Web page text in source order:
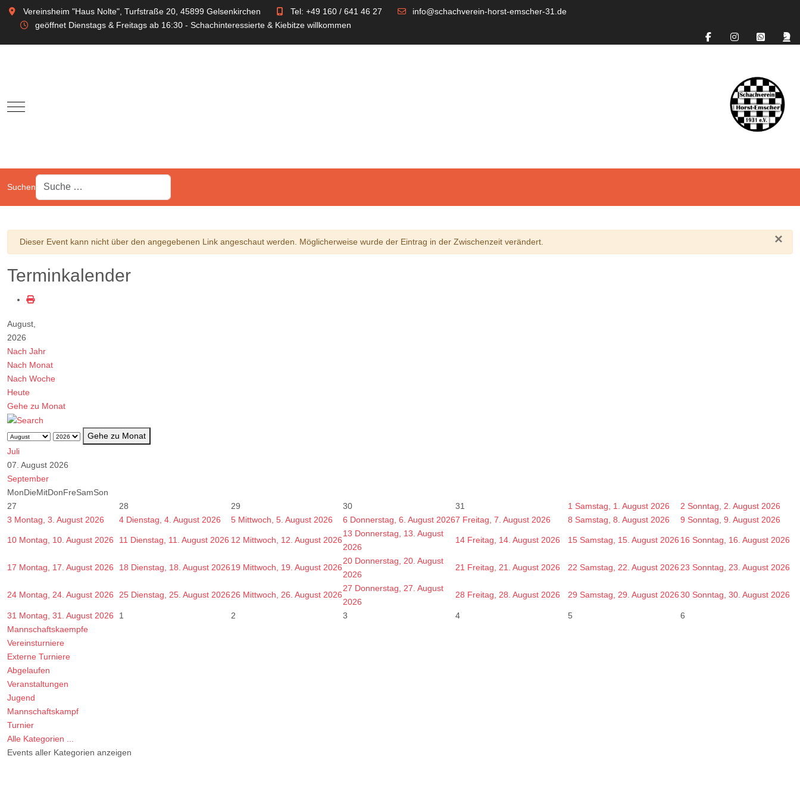
Vereinsheim "Haus Nolte", Turfstraße 20, 45899 Gelsenkirchen Tel: +49 160 / 641 46 27
info@schachverein-horst-emscher-31.de
geöffnet Dienstags & Freitags ab 16:30 - Schachinteressierte & Kiebitze willkommen
Mobile Menu Toggle
Suchen
×
Warnung
Dieser Event kann nicht über den angegebenen Link angeschaut werden. Möglicherweise wurde der Eintrag in der Zwischenzeit verändert.
Terminkalender
August,
2026
Nach Jahr
Nach Monat
Nach Woche
Heute
Gehe zu Monat
Gehe zu Monat
Juli
07. August 2026
September
MonDieMitDonFreSamSon
27
28 29 30 31 1 Samstag, 1. August 2026 2 Sonntag, 2. August 2026
3 Montag, 3. August 2026 4 Dienstag, 4. August 2026 5 Mittwoch, 5. August 2026 6 Donnerstag, 6. August 20267 Freitag, 7. August 2026 8 Samstag, 8. August 2026 9 Sonntag, 9. August 2026
10 Montag, 10. August 2026 11 Dienstag, 11. August 2026 12 Mittwoch, 12. August 2026
13 Donnerstag, 13. August
2026
14 Freitag, 14. August 2026 15 Samstag, 15. August 2026 16 Sonntag, 16. August 2026
17 Montag, 17. August 2026 18 Dienstag, 18. August 202619 Mittwoch, 19. August 2026
20 Donnerstag, 20. August
2026
21 Freitag, 21. August 2026 22 Samstag, 22. August 2026 23 Sonntag, 23. August 2026
24 Montag, 24. August 2026 25 Dienstag, 25. August 202626 Mittwoch, 26. August 2026
27 Donnerstag, 27. August
2026
28 Freitag, 28. August 2026 29 Samstag, 29. August 202630 Sonntag, 30. August 2026
31 Montag, 31. August 2026 1 2 3 4 5
6
Mannschaftskaempfe
Vereinsturniere
Externe Turniere
Abgelaufen
Veranstaltungen
Jugend
Mannschaftskampf
Turnier
Alle Kategorien ...
Events aller Kategorien anzeigen